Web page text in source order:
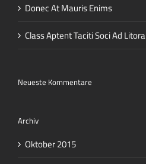
Donec At Mauris Enims
Class Aptent Taciti Soci Ad Litora
Neueste Kommentare
Archiv
Oktober 2015